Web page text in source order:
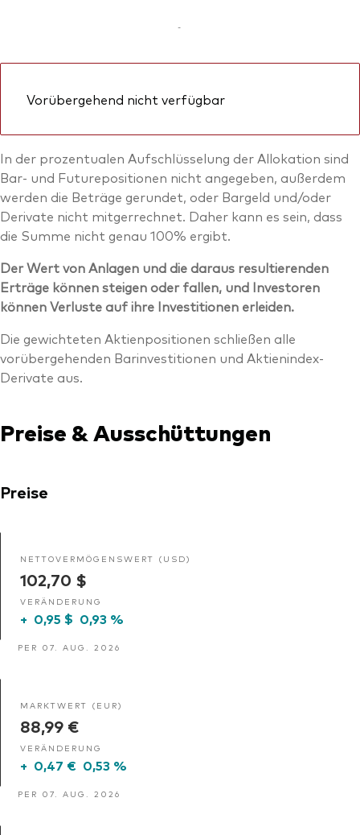
-
Vorübergehend nicht verfügbar
In der prozentualen Aufschlüsselung der Allokation sind
Bar- und Futurepositionen nicht angegeben, außerdem
werden die Beträge gerundet, oder Bargeld und/oder
Derivate nicht mitgerrechnet. Daher kann es sein, dass
die Summe nicht genau 100% ergibt.
Der Wert von Anlagen und die daraus resultierenden
Erträge können steigen oder fallen, und Investoren
können Verluste auf ihre Investitionen erleiden.
Die gewichteten Aktienpositionen schließen alle
vorübergehenden Barinvestitionen und Aktienindex-
Derivate aus.
Preise & Ausschüttungen
Preise
NETTOVERMÖGENSWERT (USD)
102,70 $
VERÄNDERUNG
+ 0,95 $ 0,93 %
PER 07. AUG. 2026
MARKTWERT (EUR)
88,99 €
VERÄNDERUNG
+ 0,47 € 0,53 %
PER 07. AUG. 2026